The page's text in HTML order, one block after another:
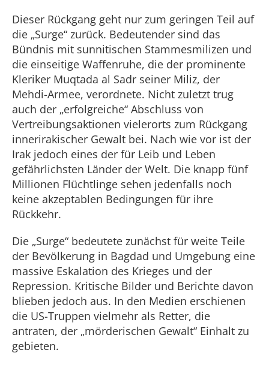
Dieser Rückgang geht nur zum geringen Teil auf
die „Surge“ zurück. Bedeutender sind das
Bündnis mit sunnitischen Stammesmilizen und
die einseitige Waffenruhe, die der prominente
Kleriker Muqtada al Sadr seiner Miliz, der
Mehdi-Armee, verordnete. Nicht zuletzt trug
auch der „erfolgreiche“ Abschluss von
Vertreibungsaktionen vielerorts zum Rückgang
innerirakischer Gewalt bei. Nach wie vor ist der
Irak jedoch eines der für Leib und Leben
gefährlichsten Länder der Welt. Die knapp fünf
Millionen Flüchtlinge sehen jedenfalls noch
keine akzeptablen Bedingungen für ihre
Rückkehr.
Die „Surge“ bedeutete zunächst für weite Teile
der Bevölkerung in Bagdad und Umgebung eine
massive Eskalation des Krieges und der
Repression. Kritische Bilder und Berichte davon
blieben jedoch aus. In den Medien erschienen
die US-Truppen vielmehr als Retter, die
antraten, der „mörderischen Gewalt“ Einhalt zu
gebieten.